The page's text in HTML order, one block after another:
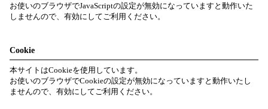
お使いのブラウザでJavaScriptの設定が無効になっていますと動作いた
しませんので、有効にしてご利用ください。
Cookie
本サイトはCookieを使用しています。
お使いのブラウザでCookieの設定が無効になっていますと動作いたし
ませんので、有効にしてご利用ください。